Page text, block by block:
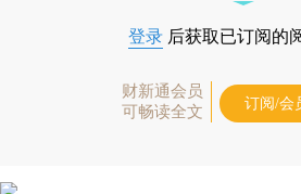
登录 后获取已订阅的
财新通会员
可畅读全文
订阅/会